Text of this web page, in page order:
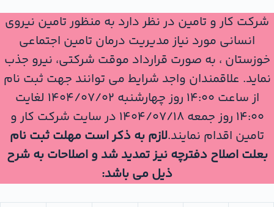
شرکت کار و تامین در نظر دارد به منظور تامین نیروی
انسانی مورد نیاز مدیریت درمان تامین اجتماعی
خوزستان ، به صورت قرارداد موقت شرکتی، نیرو جذب
نماید. علاقمندان واجد شرایط می توانند جهت ثبت نام
از ساعت 14:00 روز چهارشنبه ۱۴۰۴/۰۷/۰۲ لغایت
14:00 روز جمعه ۱۴۰۴/۰۷/۱۸ در سایت شرکت کار و
تامین اقدام نمایند.لازم به ذکر است مهلت ثبت نام
بعلت اصلاح دفترچه نیز تمدید شد و اصلاحات به شرح
ذیل می باشد: